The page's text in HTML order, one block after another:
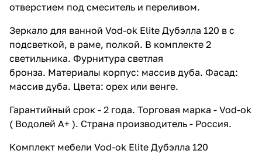
отверстием под смеситель и переливом.
Зеркало для ванной Vod-ok Elite Дубэлла 120 в с
подсветкой, в раме, полкой. В комплекте 2
светильника. Фурнитура светлая
бронза. Материалы корпус: массив дуба. Фасад:
массив дуба. Цвета: орех или венге.
Гарантийный срок - 2 года. Торговая марка - Vod-ok
( Водолей А+ ). Страна производитель - Россия.
Комплект мебели Vod-ok Elite Дубэлла 120